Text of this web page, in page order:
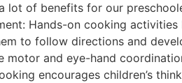
lot of benefits for our
Hands-on cooking
to follow directions and
motor and eye-hand
encourages children’s